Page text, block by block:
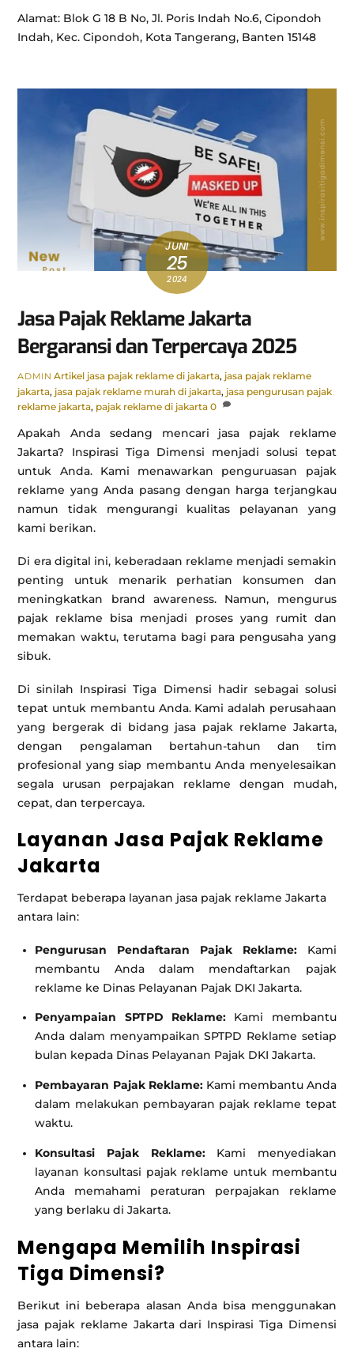
Alamat: Blok G 18 B No, Jl. Poris Indah No.6, Cipondoh
Indah, Kec. Cipondoh, Kota Tangerang, Banten 15148
JUNI
25
2024
Jasa Pajak Reklame Jakarta
Bergaransi dan Terpercaya 2025
ADMIN Artikel jasa pajak reklame di jakarta, jasa pajak reklame
jakarta, jasa pajak reklame murah di jakarta, jasa pengurusan pajak
reklame jakarta, pajak reklame di jakarta 0
Apakah Anda sedang mencari jasa pajak reklame
Jakarta? Inspirasi Tiga Dimensi menjadi solusi tepat
untuk Anda. Kami menawarkan penguruasan pajak
reklame yang Anda pasang dengan harga terjangkau
namun tidak mengurangi kualitas pelayanan yang
kami berikan.
Di era digital ini, keberadaan reklame menjadi semakin
penting untuk menarik perhatian konsumen dan
meningkatkan brand awareness. Namun, mengurus
pajak reklame bisa menjadi proses yang rumit dan
memakan waktu, terutama bagi para pengusaha yang
sibuk.
Di sinilah Inspirasi Tiga Dimensi hadir sebagai solusi
tepat untuk membantu Anda. Kami adalah perusahaan
yang bergerak di bidang jasa pajak reklame Jakarta,
dengan pengalaman bertahun-tahun dan tim
profesional yang siap membantu Anda menyelesaikan
segala urusan perpajakan reklame dengan mudah,
cepat, dan terpercaya.
Layanan Jasa Pajak Reklame
Jakarta
Terdapat beberapa layanan jasa pajak reklame Jakarta
antara lain:
Pengurusan Pendaftaran Pajak Reklame:Kami
membantu Anda dalam mendaftarkan pajak
reklame ke Dinas Pelayanan Pajak DKI Jakarta.
Penyampaian SPTPD Reklame: Kami membantu
Anda dalam menyampaikan SPTPD Reklame setiap
bulan kepada Dinas Pelayanan Pajak DKI Jakarta.
Pembayaran Pajak Reklame:Kami membantu Anda
dalam melakukan pembayaran pajak reklame tepat
waktu.
Konsultasi Pajak Reklame:Kami menyediakan
layanan konsultasi pajak reklame untuk membantu
Anda memahami peraturan perpajakan reklame
yang berlaku di Jakarta.
Mengapa Memilih Inspirasi
Tiga Dimensi?
Berikut ini beberapa alasan Anda bisa menggunakan
jasa pajak reklame Jakarta dari Inspirasi Tiga Dimensi
antara lain: